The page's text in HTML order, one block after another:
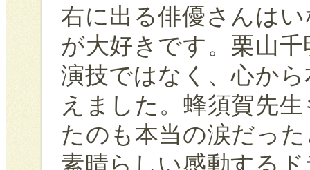
右に出る俳優さんは
が大好きです。栗山
演技ではなく、心か
えました。蜂須賀先
たのも本当の涙だっ
素晴らしい感動する